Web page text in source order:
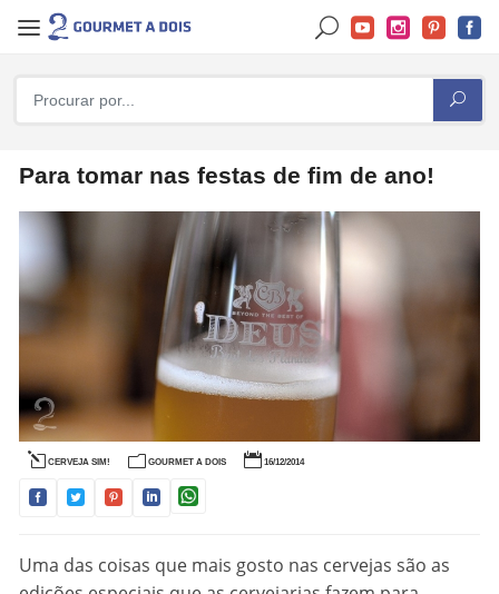
Para tomar nas festas de fim de ano!
CERVEJA SIM! GOURMET A DOIS 16/12/2014
Uma das coisas que mais gosto nas cervejas são as